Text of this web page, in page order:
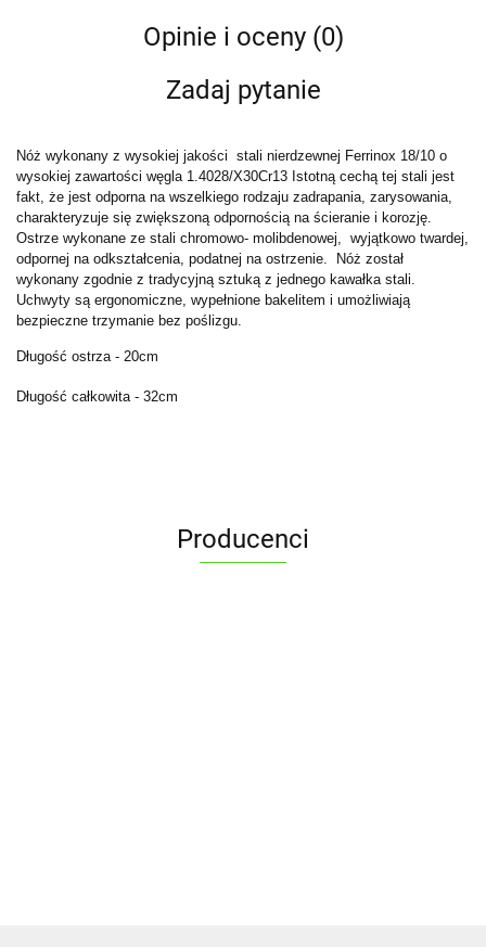
Opinie i oceny (0)
Zadaj pytanie
Nóż wykonany z wysokiej jakości stali nierdzewnej Ferrinox 18/10 o
wysokiej zawartości węgla 1.4028/X30Cr13 Istotną cechą tej stali jest
fakt, że jest odporna na wszelkiego rodzaju zadrapania, zarysowania,
charakteryzuje się zwiększoną odpornością na ścieranie i korozję.
Ostrze wykonane ze stali chromowo- molibdenowej, wyjątkowo twardej,
odpornej na odkształcenia, podatnej na ostrzenie. Nóż został
wykonany zgodnie z tradycyjną sztuką z jednego kawałka stali.
Uchwyty są ergonomiczne, wypełnione bakelitem i umożliwiają
bezpieczne trzymanie bez poślizgu.
Długość ostrza - 20cm
Długość całkowita - 32cm
Producenci